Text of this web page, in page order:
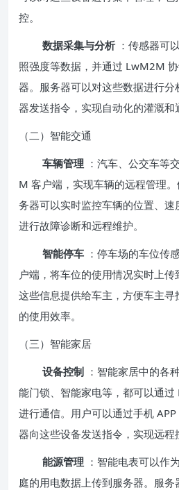
控。
数据采集与分析 ：传感器可
照强度等数据，并通过 LwM2M
器。服务器可以对这些数据进行
器发送指令，实现自动化的灌溉和
（二）智能交通
车辆管理 ：汽车、公交车等
M 客户端，实现车辆的远程管理
务器可以实时监控车辆的位置、
进行故障诊断和远程维护。
智能停车 ：停车场的车位传
户端，将车位的使用情况实时上
这些信息提供给车主，方便车主
的使用效率。
（三）智能家居
设备控制 ：智能家居中的各
能门锁、智能家电等，都可以通
进行通信。用户可以通过手机
器向这些设备发送指令，实现远程
能源管理 ：智能电表可以作
庭的用电数据上传到服务器。服